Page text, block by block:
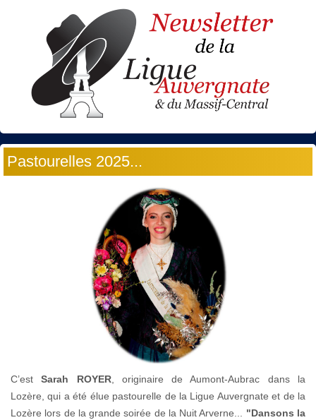
Pastourelles 2025...
C’estSarah ROYER, originaire de Aumont-Aubrac dans la
Lozère, qui a été élue pastourelle de la Ligue Auvergnate et de la
Lozère lors de la grande soirée de la Nuit Arverne... "Dansons la